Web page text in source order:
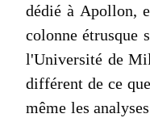
dédié à Apollon,
colonne étrusque
l'Université de
différent de ce
même les